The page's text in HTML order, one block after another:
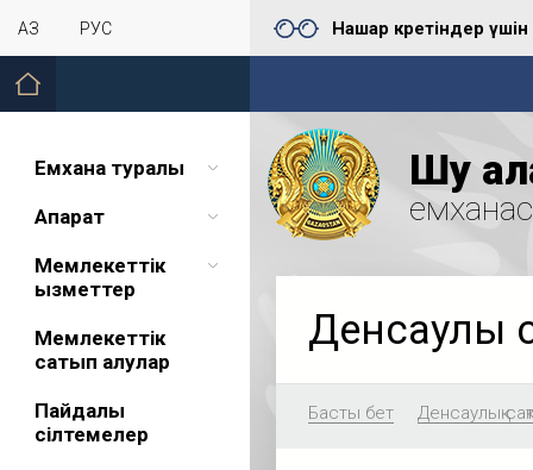
ҚАЗ РУС Нашар көретіндер үшін
Емхана туралы
Ақпарат
Мемлекеттік
қызметтер
Мемлекеттік
сатып алулар
Пайдалы
сілтемелер
Шу
Денсаулық
Басты бет Денсаулық